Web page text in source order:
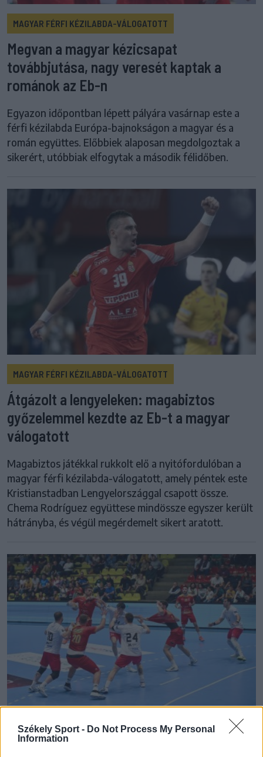
Székely Sport - Do Not Process My Personal
Information
MAGYAR FÉRFI KÉZILABDA-VÁLOGATOTT
Megvan a magyar kézicsapat
továbbjutása, nagy veresét kaptak a
románok az Eb-n
Egyazon időpontban lépett pályára vasárnap este a
férfi kézilabda Európa-bajnokságon a magyar és a
román együttes. Előbbiek alaposan megdolgoztak a
sikerért, utóbbiak elfogytak a második félidőben.
MAGYAR FÉRFI KÉZILABDA-VÁLOGATOTT
Átgázolt a lengyeleken: magabiztos
győzelemmel kezdte az Eb-t a magyar
válogatott
Magabiztos játékkal rukkolt elő a nyitófordulóban a
magyar férfi kézilabda-válogatott, amely péntek este
Kristianstadban Lengyelországgal csapott össze.
Chema Rodríguez együttese mindössze egyszer került
hátrányba, és végül megérdemelt sikert aratott.
ROMÁN FÉRFI KÉZILABDA-VÁLOGATOTT